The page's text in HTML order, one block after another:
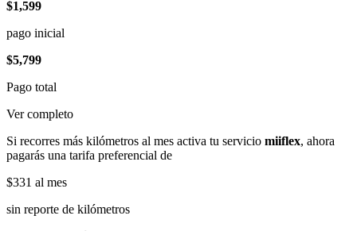
$1,599
pago inicial
$5,799
Pago total
Ver completo
Si recorres más kilómetros al mes activa tu servicio miiflex, ahora
pagarás una tarifa preferencial de
$331 al mes
sin reporte de kilómetros